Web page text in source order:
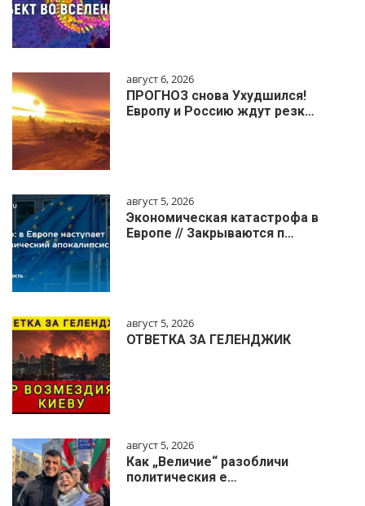
август 6, 2026
ПРОГНОЗ снова Ухудшился!
Европу и Россию ждут резк…
август 5, 2026
Экономическая катастрофа в
Европе // Закрываются п…
август 5, 2026
ОТВЕТКА ЗА ГЕЛЕНДЖИК
август 5, 2026
Как „Величие“ разобличи
политическия е…